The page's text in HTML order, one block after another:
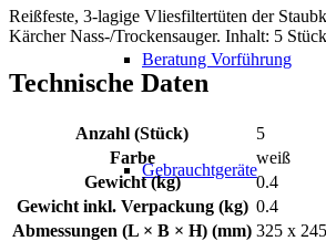
Beratung Vorführung
Gebrauchtgeräte
Reißfeste, 3-lagige Vliesfiltertüten der
Kärcher Nass-/Trockensauger. Inhalt: 5
Technische Daten
Anzahl (Stück)
5
Farbe
weiß
Gewicht (kg)
0.4
Gewicht inkl. Verpackung (kg) 0.4
Abmessungen (L × B × H) (mm) 325 x